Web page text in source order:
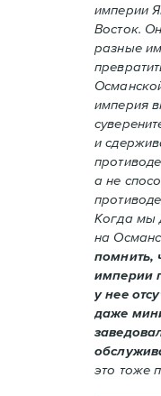
империи
Восток.
разные
империя
и
а не
Когда мы
на
помнить,
империи
у нее
даже
это тоже